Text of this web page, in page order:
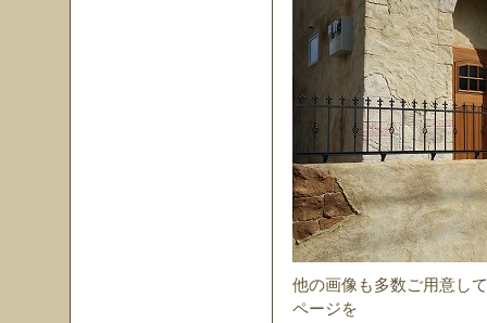
他の画像も多数ご用意し
ページを